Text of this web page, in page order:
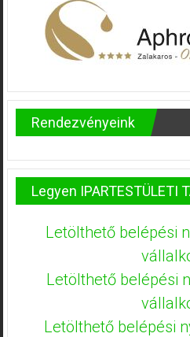
Rendezvényeink
Legyen IPARTESTÜLETI
Letölthető belépési
Letölthető belépési
Letölthető belépési